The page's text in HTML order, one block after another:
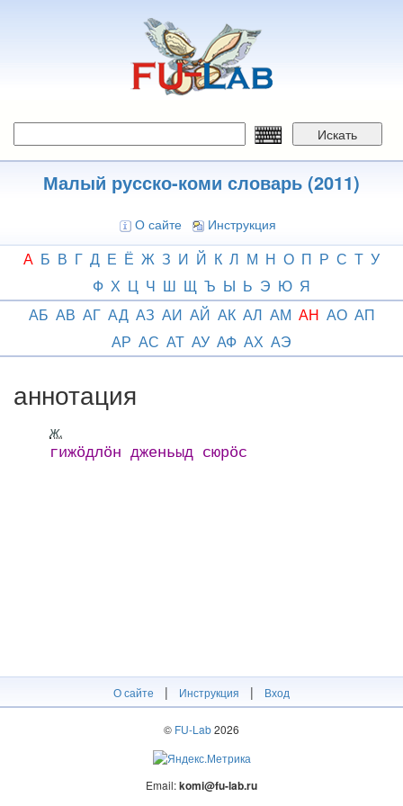
Искать
Малый русско-коми словарь (2011)
О сайте Инструкция
А Б В Г Д Е Ё Ж З И Й К Л М Н О П Р С Т У
Ф Х Ц Ч Ш Щ Ъ Ы Ь Э Ю Я
АБ АВ АГ АД АЗ АИ АЙ АК АЛ АМ АН АО АП
АР АС АТ АУ АФ АХ АЭ
аннотация
ж.
гижӧдлӧн дженьыд сюрӧс
О сайте | Инструкция | Вход
© FU-Lab2026
Email:komi@fu-lab.ru